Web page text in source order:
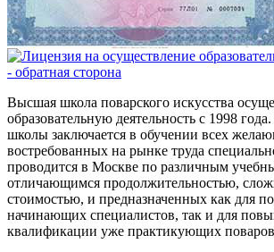
Высшая школа поварского искусства
образовательную деятельность с 1998
школы заключается в обучении всех
востребованных на рынке труда
проводится в Москве по различным
отличающимся продолжительностью,
стоимостью, и предназначенных как для
начинающих специалистов, так и для
квалификации уже практикующих